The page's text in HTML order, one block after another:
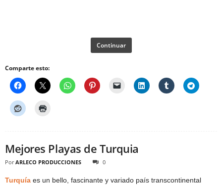
Continuar
Comparte esto:
Mejores Playas de Turquia
Por ARLECO PRODUCCIONES 0
Turquía es un bello, fascinante y variado país transcontinental